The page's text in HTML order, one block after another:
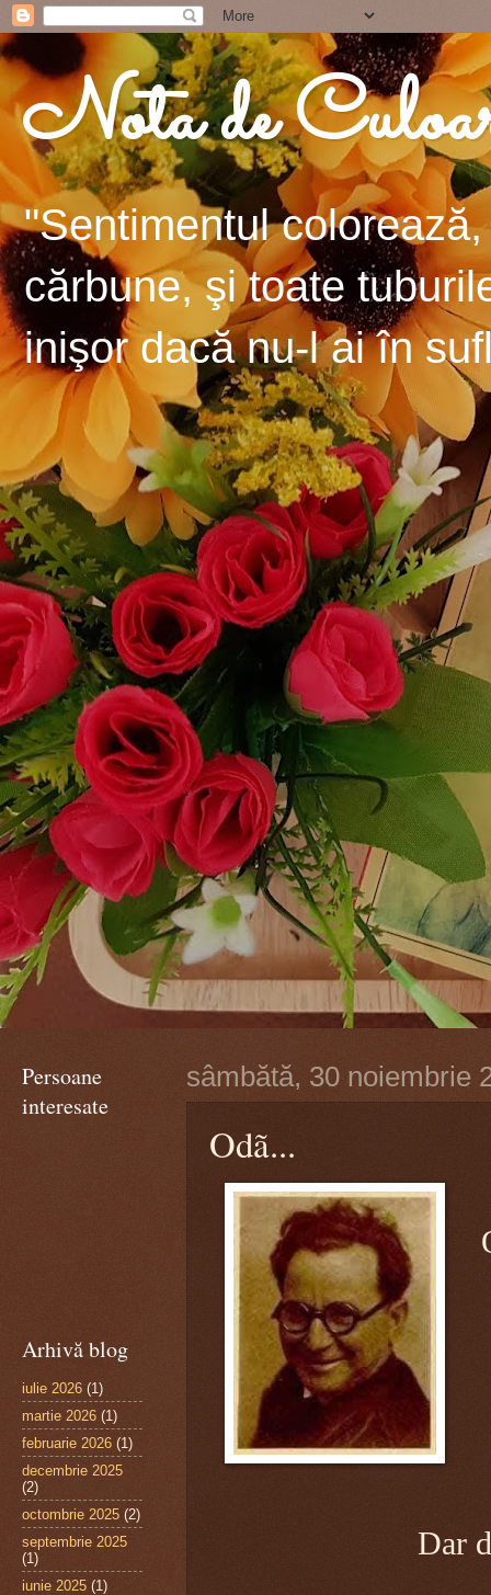
Nota de
"Sentimentul
cărbune, şi toate
inişor dacă nu-l ai în
sâmbătă, 30 noiembrie
Odã...
Dar
Persoane
interesate
Arhivă blog
iulie 2026 (1)
martie 2026 (1)
februarie 2026 (1)
decembrie 2025
(2)
octombrie 2025 (2)
septembrie 2025
(1)
iunie 2025 (1)